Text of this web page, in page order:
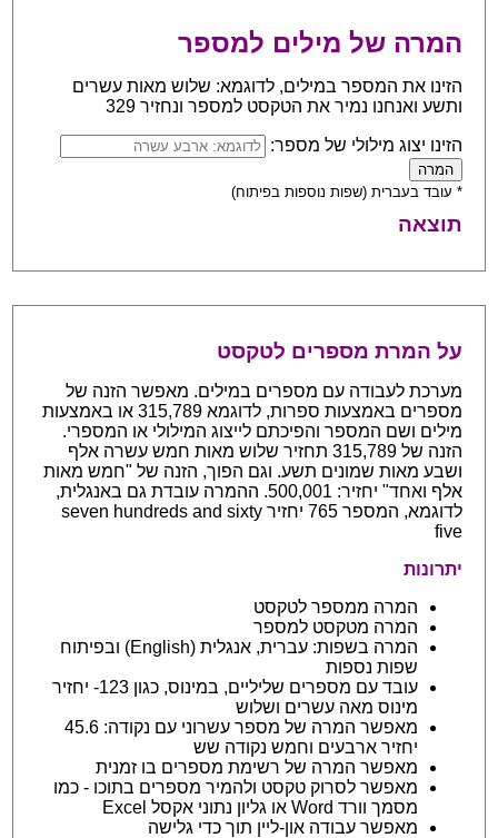
המרה של מילים למספר
הזינו את המספר במילים, לדוגמא: שלוש מאות עשרים
ותשע ואנחנו נמיר את הטקסט למספר ונחזיר 329
הזינו יצוג מילולי של מספר:
* עובד בעברית (שפות נוספות בפיתוח)
תוצאה
על המרת מספרים לטקסט
מערכת לעבודה עם מספרים במילים. מאפשר הזנה של
מספרים באמצעות ספרות, לדוגמא 315,789 או באמצעות
מילים ושם המספר והפיכתם לייצוג המילולי או המספרי.
הזנה של 315,789 תחזיר שלוש מאות חמש עשרה אלף
ושבע מאות שמונים תשע. וגם הפוך, הזנה של "חמש מאות
אלף ואחד" יחזיר: 500,001. ההמרה עובדת גם באנגלית,
לדוגמא, המספר 765 יחזיר seven hundreds and sixty
five
יתרונות
המרה ממספר לטקסט
המרה מטקסט למספר
המרה בשפות: עברית, אנגלית (English) ובפיתוח
שפות נספות
עובד עם מספרים שליליים, במינוס, כגון 123- יחזיר
מינוס מאה עשרים ושלוש
מאפשר המרה של מספר עשרוני עם נקודה: 45.6
יחזיר ארבעים וחמש נקודה שש
מאפשר המרה של רשימת מספרים בו זמנית
מאפשר לסרוק טקסט ולהמיר מספרים בתוכו - כמו
מסמך וורד Word או גליון נתוני אקסל Excel
מאפשר עבודה און-ליין תוך כדי גלישה